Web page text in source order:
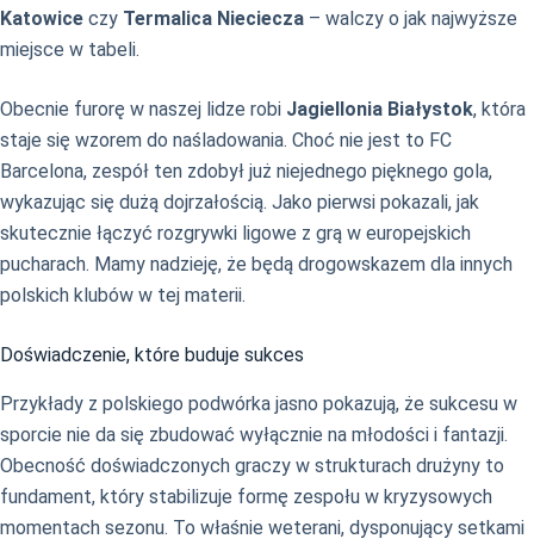
Katowice czy Termalica Nieciecza – walczy o jak najwyższe
miejsce w tabeli.
Obecnie furorę w naszej lidze robi Jagiellonia Białystok, która
staje się wzorem do naśladowania. Choć nie jest to FC
Barcelona, zespół ten zdobył już niejednego pięknego gola,
wykazując się dużą dojrzałością. Jako pierwsi pokazali, jak
skutecznie łączyć rozgrywki ligowe z grą w europejskich
pucharach. Mamy nadzieję, że będą drogowskazem dla innych
polskich klubów w tej materii.
Doświadczenie, które buduje sukces
Przykłady z polskiego podwórka jasno pokazują, że sukcesu w
sporcie nie da się zbudować wyłącznie na młodości i fantazji.
Obecność doświadczonych graczy w strukturach drużyny to
fundament, który stabilizuje formę zespołu w kryzysowych
momentach sezonu. To właśnie weterani, dysponujący setkami